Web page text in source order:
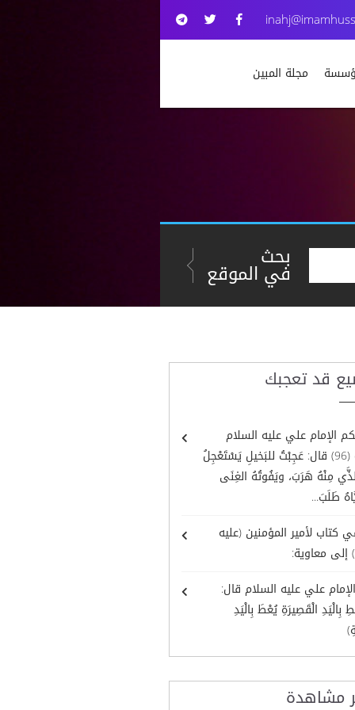
مجلة المبين
بحث
في الموقع
قد تعجبك
الإمام علي عليه السلام
الحكمة (96) قال: عَجِبْتُ للبَخيلِ يَسْتَعْجِلُ
مِنْهُ هَرَبَ، ويَفُوتُهُ الغِنَى
طَلَبَ...
كتاب لأمير المؤمنين (عليه
إلى معاوية:
علي عليه السلام قال:
الْقَصِيرَةِ يُعْطَ بِالْيَدِ
مشاهدة